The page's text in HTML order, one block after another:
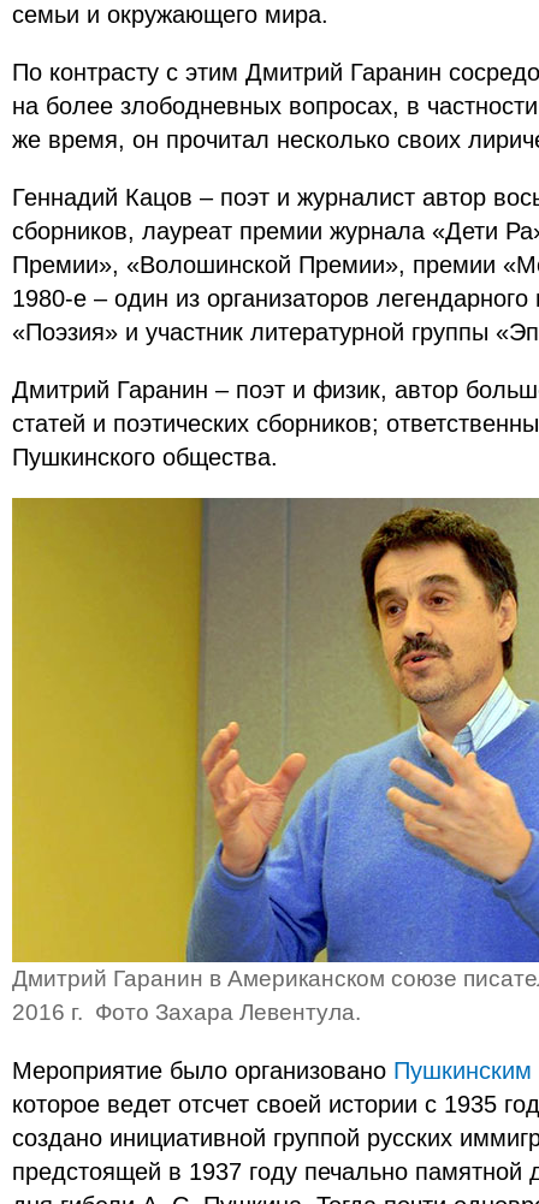
семьи и окружающего мира.
По контрасту с этим Дмитрий Гаранин
на более злободневных вопросах, в
же время, он прочитал несколько своих
Геннадий Кацов – поэт и журналист автор
сборников, лауреат премии журнала «Дети
Премии», «Волошинской Премии», премии
1980-е – один из организаторов легендарного
«Поэзия» и участник литературной группы
Дмитрий Гаранин – поэт и физик, автор
статей и поэтических сборников;
Пушкинского общества.
Дмитрий Гаранин в Американском союзе
2016 г. Фото Захара Левентула.
Мероприятие было организовано
которое ведет отсчет своей истории с 1935
создано инициативной группой русских
предстоящей в 1937 году печально памятной